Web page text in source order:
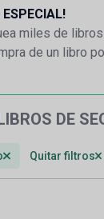
ESPECIAL!
miles de
de un libro
DE
Quitar filtros